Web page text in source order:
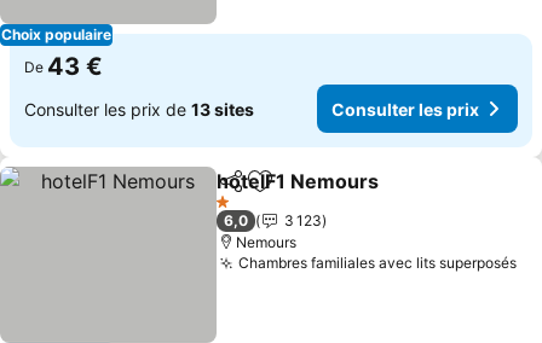
Choix populaire
De 43 €
Consulter les prix de 13 sites Consulter les prix
PartagerAjouter à mes favoris
hotelF1 Nemours
1 Étoiles
6,0
3 123
Nemours
Chambres familiales avec lits superposés